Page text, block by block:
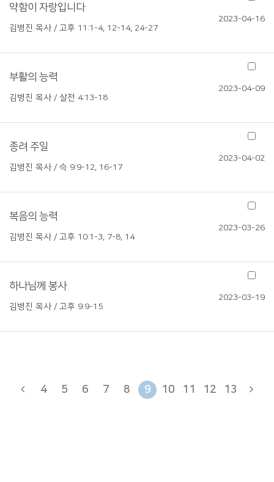
약함이 자랑입니다
김병진 목사 / 고후 11:1-4, 12-14, 24-27
2023-04-16
부활의 능력
김병진 목사 / 살전 4:13-18
2023-04-09
종려 주일
김병진 목사 / 슥 9:9-12, 16-17
2023-04-02
복음의 능력
김병진 목사 / 고후 10:1-3, 7-8, 14
2023-03-26
하나님께 봉사
김병진 목사 / 고후 9:9-15
2023-03-19
4 5 6 7 8 9 10 11 12 13